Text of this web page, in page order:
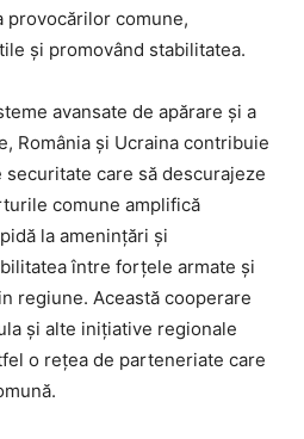
provocărilor comune,
și promovând stabilitatea.
avansate de apărare și a
România și Ucraina contribuie
care să descurajeze
comune amplifică
la amenințări și
între forțele armate și
regiune. Această cooperare
și alte inițiative regionale
o rețea de parteneriate care